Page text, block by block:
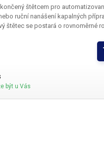
štětcem pro
ruční nanášení kapalných
štětec se postará o rovnoměrné
tuhostmi štětce; pro hrubší
štětec s tužšími a silnějšími
nástavce vyrobeny ve dvou
být u Vás